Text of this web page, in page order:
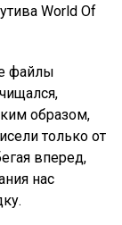
World Of
файлы
образом,
только от
вперед,
нас